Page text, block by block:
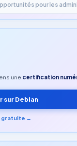
pour les
une certification
sur Debian
gratuite →